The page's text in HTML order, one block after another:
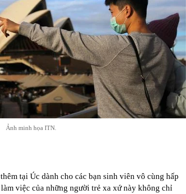
Ảnh minh họa ITN.
tại Úc dành cho các bạn sinh viên vô cùng hấp
việc của những người trẻ xa xứ này không chỉ